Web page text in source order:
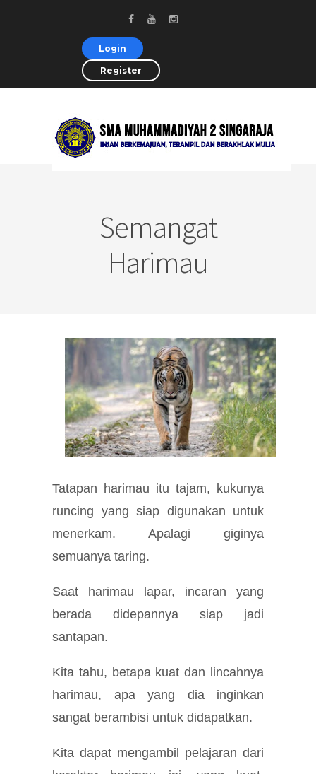
Login
Register
Semangat
Harimau
Tatapan harimau itu tajam, kukunya
runcing yang siap digunakan untuk
menerkam. Apalagi giginya
semuanya taring.
Saat harimau lapar, incaran yang
berada didepannya siap jadi
santapan.
Kita tahu, betapa kuat dan lincahnya
harimau, apa yang dia inginkan
sangat berambisi untuk didapatkan.
Kita dapat mengambil pelajaran dari